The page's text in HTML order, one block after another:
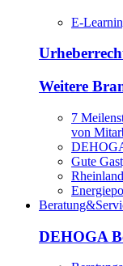
E-
Weitere
7
von
Gute
DEHOGA